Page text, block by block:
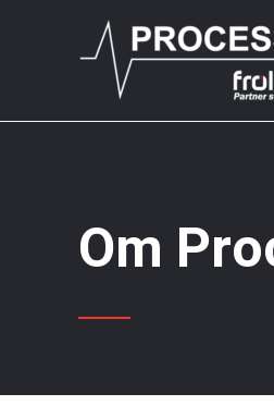
Om